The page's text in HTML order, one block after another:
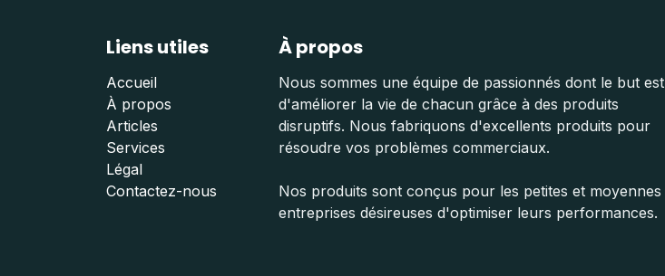
Liens utiles
Accueil
À propos
Articles
Services
Légal
Contactez-nous
À propos
Nous sommes une équipe de passionnés dont le but est
d'améliorer la vie de chacun grâce à des produits
disruptifs. Nous fabriquons d'excellents produits pour
résoudre vos problèmes commerciaux.
Nos produits sont conçus pour les petites et moyennes
entreprises désireuses d'optimiser leurs performances.